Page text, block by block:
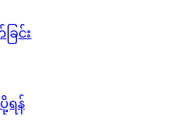
ြင်း
ရန်